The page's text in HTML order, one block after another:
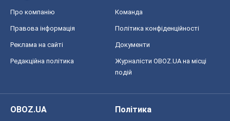
Про компанію Команда
Правова інформація Політика конфіденційності
Реклама на сайті Документи
Редакційна політика
Журналісти OBOZ.UA на місці
подій
OBOZ.UA
Політика